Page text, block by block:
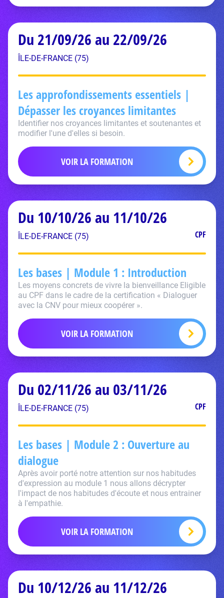
Du 21/09/26 au 22/09/26
ÎLE-DE-FRANCE (75)
Les approfondissements essentiels |
Dépasser les croyances limitantes
Identifier nos croyances limitantes et soutenantes et
modifier l'une d'elles si besoin.
VOIR LA FORMATION
Du 10/10/26 au 11/10/26
ÎLE-DE-FRANCE (75) CPF
Les bases | Module 1 : Introduction
Les moyens concrets de vivre la bienveillance Eligible
au CPF dans le cadre de la certification « Dialoguer
avec la CNV pour mieux coopérer ».
VOIR LA FORMATION
Du 02/11/26 au 03/11/26
ÎLE-DE-FRANCE (75) CPF
Les bases | Module 2 : Ouverture au
dialogue
Après avoir porté notre attention sur nos habitudes
d'expression au module 1 nous allons décrypter
l'impact de nos habitudes d'écoute et nous entrainer
à l'empathie.
VOIR LA FORMATION
Du 10/12/26 au 11/12/26